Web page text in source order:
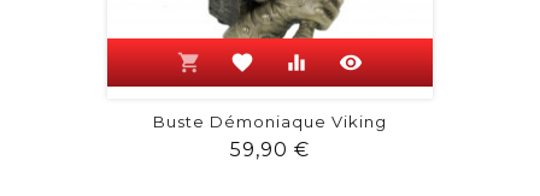
shopping_cart favorite equalizer visibility
Buste Démoniaque Viking
59,90 €